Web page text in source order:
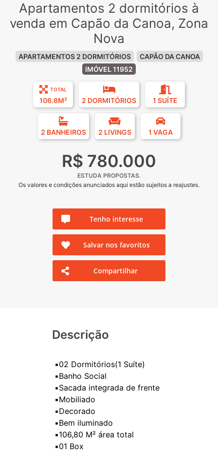
Apartamentos 2 dormitórios à
venda em Capão da Canoa, Zona
Nova
APARTAMENTOS 2 DORMITÓRIOS
CAPÃO DA CANOA
IMÓVEL 11952
TOTAL
106.8M² 2 DORMITÓRIOS 1 SUÍTE
2 BANHEIROS 2 LIVINGS 1 VAGA
R$ 780.000
ESTUDA PROPOSTAS.
Os valores e condições anunciados aqui estão sujeitos a reajustes.
Tenho interesse
Salvar nos favoritos
Compartilhar
Descrição
▪️02 Dormitórios(1 Suíte)
▪️Banho Social
▪️Sacada integrada de frente
▪️Mobiliado
▪️Decorado
▪️Bem iluminado
▪️106,80 M² área total
▪️01 Box